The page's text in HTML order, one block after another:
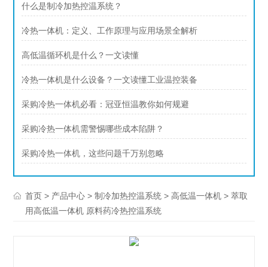
什么是制冷加热控温系统？
冷热一体机：定义、工作原理与应用场景全解析
高低温循环机是什么？一文读懂
冷热一体机是什么设备？一文读懂工业温控装备
采购冷热一体机必看：冠亚恒温教你如何规避
采购冷热一体机需警惕哪些成本陷阱？
采购冷热一体机，这些问题千万别忽略
首页 > 产品中心 >制冷加热控温系统 >高低温一体机 > 萃取
用高低温一体机 原料药冷热控温系统